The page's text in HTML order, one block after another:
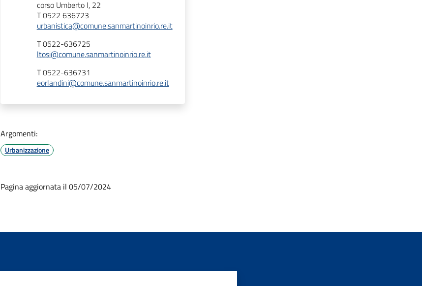
corso Umberto I, 22
T 0522 636723
urbanistica@comune.sanmartinoinrio.re.it
T 0522-636725
ltosi@comune.sanmartinoinrio.re.it
T 0522-636731
eorlandini@comune.sanmartinoinrio.re.it
Argomenti:
Urbanizzazione
Pagina aggiornata il 05/07/2024